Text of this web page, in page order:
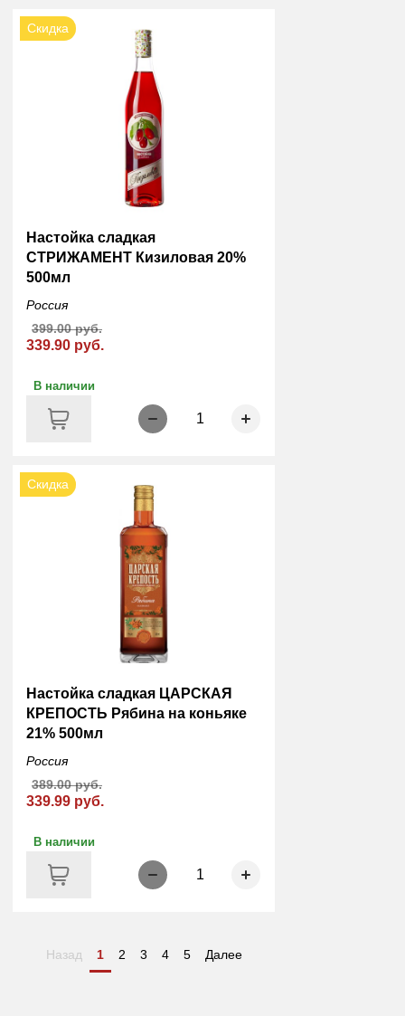
Скидка
Настойка сладкая
СТРИЖАМЕНТ Кизиловая 20%
500мл
Россия
339.90 руб.
399.00 руб.
В наличии
1
Скидка
Настойка сладкая ЦАРСКАЯ
КРЕПОСТЬ Рябина на коньяке
21% 500мл
Россия
339.99 руб.
389.00 руб.
В наличии
1
Назад 1 2 3 4 5 Далее